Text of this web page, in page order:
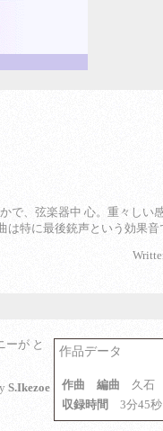
で、弦楽器中 心。重々しい
は特に最後銃声という効果音
ーが と
S.Ikezoe
作品データ
作曲 編曲 久石
収録時間 3分45秒